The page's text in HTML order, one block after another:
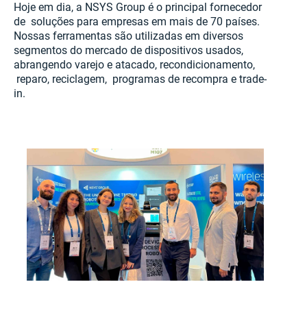
Hoje em dia, a NSYS Group é o principal fornecedor
de soluções para empresas em mais de 70 países.
Nossas ferramentas são utilizadas em diversos
segmentos do mercado de dispositivos usados,
abrangendo varejo e atacado, recondicionamento,
reparo, reciclagem, programas de recompra e trade-
in.